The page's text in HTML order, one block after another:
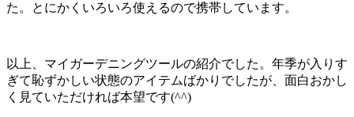
た。とにかくいろいろ使えるので携帯しています。
以上、マイガーデニングツールの紹介でした。年季が入りす
ぎて恥ずかしい状態のアイテムばかりでしたが、面白おかし
く見ていただければ本望です(^^)